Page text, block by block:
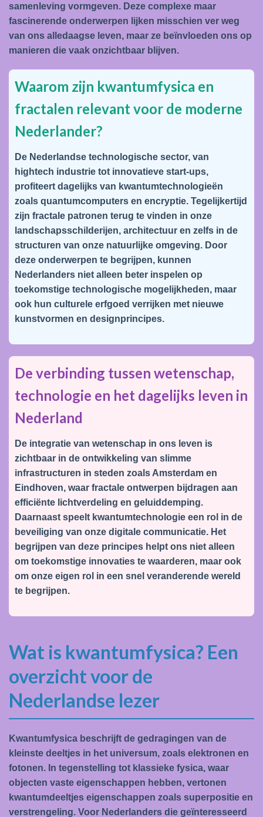
samenleving vormgeven. Deze complexe maar
fascinerende onderwerpen lijken misschien ver weg
van ons alledaagse leven, maar ze beïnvloeden ons op
manieren die vaak onzichtbaar blijven.
Waarom zijn kwantumfysica en
fractalen relevant voor de moderne
Nederlander?
De Nederlandse technologische sector, van
hightech industrie tot innovatieve start-ups,
profiteert dagelijks van kwantumtechnologieën
zoals quantumcomputers en encryptie. Tegelijkertijd
zijn fractale patronen terug te vinden in onze
landschapsschilderijen, architectuur en zelfs in de
structuren van onze natuurlijke omgeving. Door
deze onderwerpen te begrijpen, kunnen
Nederlanders niet alleen beter inspelen op
toekomstige technologische mogelijkheden, maar
ook hun culturele erfgoed verrijken met nieuwe
kunstvormen en designprincipes.
De verbinding tussen wetenschap,
technologie en het dagelijks leven in
Nederland
De integratie van wetenschap in ons leven is
zichtbaar in de ontwikkeling van slimme
infrastructuren in steden zoals Amsterdam en
Eindhoven, waar fractale ontwerpen bijdragen aan
efficiënte lichtverdeling en geluiddemping.
Daarnaast speelt kwantumtechnologie een rol in de
beveiliging van onze digitale communicatie. Het
begrijpen van deze principes helpt ons niet alleen
om toekomstige innovaties te waarderen, maar ook
om onze eigen rol in een snel veranderende wereld
te begrijpen.
Wat is kwantumfysica? Een
overzicht voor de
Nederlandse lezer
Kwantumfysica beschrijft de gedragingen van de
kleinste deeltjes in het universum, zoals elektronen en
fotonen. In tegenstelling tot klassieke fysica, waar
objecten vaste eigenschappen hebben, vertonen
kwantumdeeltjes eigenschappen zoals superpositie en
verstrengeling. Voor Nederlanders die geïnteresseerd